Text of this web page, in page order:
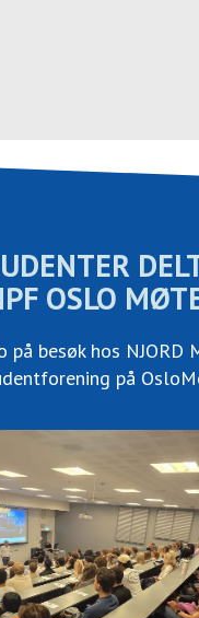
OSLO
på besøk hos NJORD
på